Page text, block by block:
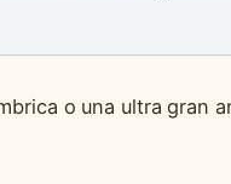
o una ultra gran